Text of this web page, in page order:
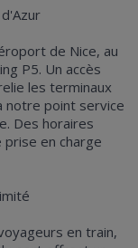
de Nice, au
P5. Un accès
les terminaux
notre point service
Des horaires
en charge
en train,